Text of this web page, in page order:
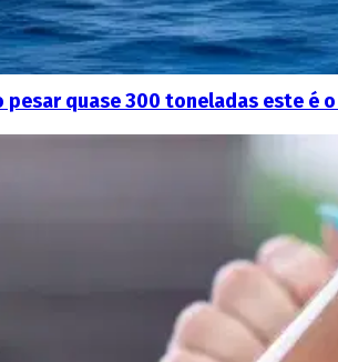
pesar quase 300 toneladas este é